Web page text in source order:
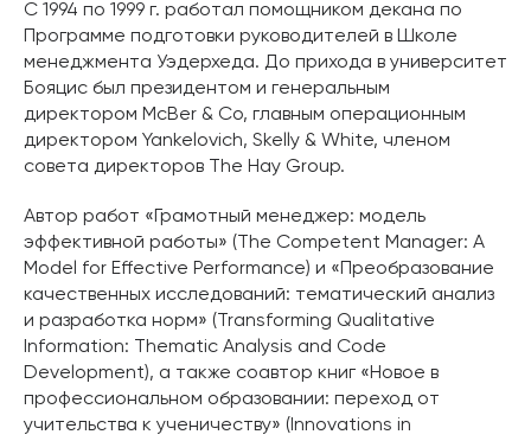
С 1994 по 1999 г. работал помощником декана по
Программе подготовки руководителей в Школе
менеджмента Уэдерхеда. До прихода в университет
Бояцис был президентом и генеральным
директором McBer & Co, главным операционным
директором Yankelovich, Skelly & White, членом
совета директоров The Hay Group.
Автор работ «Грамотный менеджер: модель
эффективной работы» (The Competent Manager: A
Model for Effective Performance) и «Преобразование
качественных исследований: тематический анализ
и разработка норм» (Transforming Qualitative
Information: Thematic Analysis and Code
Development), а также соавтор книг «Новое в
профессиональном образовании: переход от
учительства к ученичеству» (Innovations in